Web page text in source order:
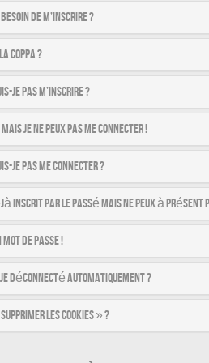
de m’inscrire ?
COPPA ?
je pas m’inscrire ?
je ne peux pas me connecter !
je pas me connecter ?
inscrit par le passé mais ne peux à présent
mot de passe !
je déconnecté automatiquement ?
les cookies » ?